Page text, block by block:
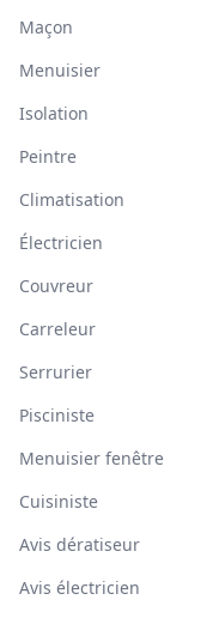
Maçon
Menuisier
Isolation
Peintre
Climatisation
Électricien
Couvreur
Carreleur
Serrurier
Pisciniste
Menuisier fenêtre
Cuisiniste
Avis dératiseur
Avis électricien